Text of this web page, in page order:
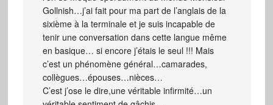
Gollnish…j’ai fait pour ma part de l’anglais de la
sixième à la terminale et je suis incapable de
tenir une conversation dans cette langue même
en basique… si encore j’étais le seul !!! Mais
c’est un phénomène général…camarades,
collègues…épouses…nièces…
C’est j’ose le dire,une véritable infirmité…un